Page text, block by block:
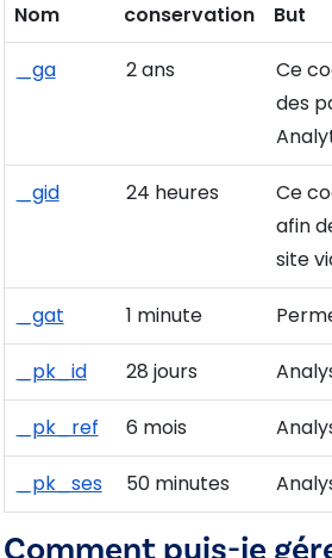
Nom
conservation
But
_ga
2 ans
Ce
des
_gid 24 heures
Ce
afin
site
_gat 1 minute
_pk_id 28 jours
_pk_ref 6 mois
_pk_ses 50 minutes